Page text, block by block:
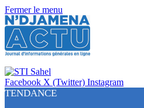
Fermer le menu
Facebook X (Twitter) Instagram
TENDANCE